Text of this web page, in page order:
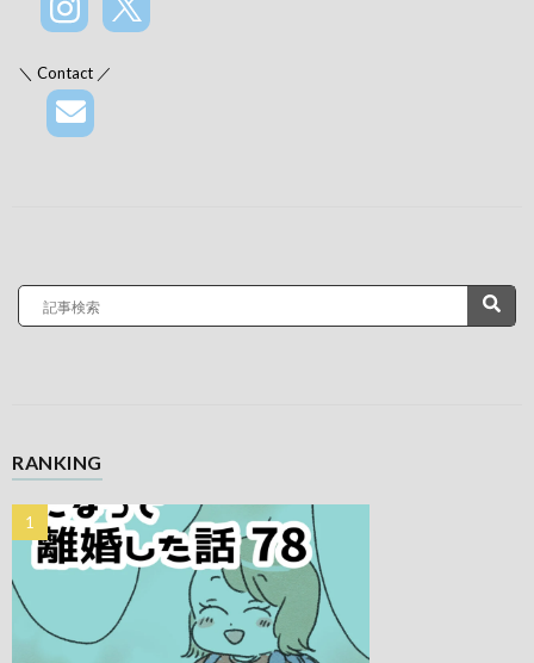
＼ Contact ／
RANKING